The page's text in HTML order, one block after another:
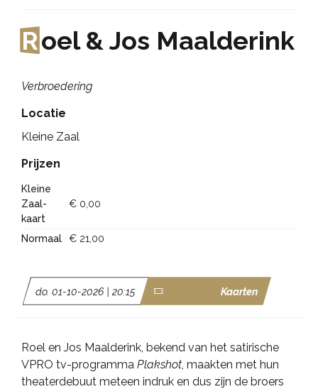
Roel & Jos Maalderink
Verbroedering
Roel en Jos Maalderink, bekend van het satirische
VPRO tv-programma Plakshot, maakten met hun
theaterdebuut meteen indruk en dus zijn de broers
do. 01-10-2026 | 20:15 Kaarten
Locatie
Kleine Zaal
Prijzen
Kleine
Zaal-
kaart
€ 0,00
Normaal € 21,00